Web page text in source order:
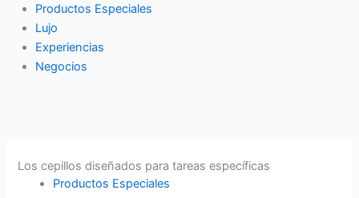
Productos Especiales
Lujo
Experiencias
Negocios
Los cepillos diseñados para tareas específicas
Productos Especiales